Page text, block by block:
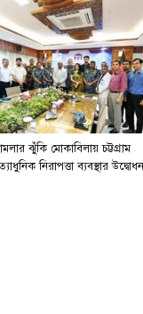
ঝুঁকি মোকাবিলায় চট্টগ্রাম
নিরাপত্তা ব্যবস্থার উদ্বোধন